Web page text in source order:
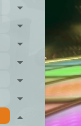
Toggle menu
Toggle menu
Toggle menu
Toggle menu
Toggle menu
Toggle menu
Toggle menu